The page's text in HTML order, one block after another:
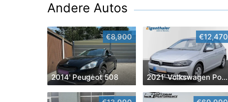
Andere Autos
€8,900
2014' Peugeot 508
€12,470
2021' Volkswagen Polo